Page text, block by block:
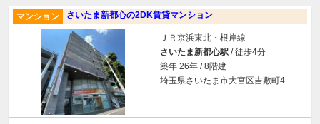
さいたま新都心の2DK賃貸マンション
マンション
ＪＲ京浜東北・根岸線
さいたま新都心駅 / 徒歩4分
築年 26年 / 8階建
埼玉県さいたま市大宮区吉敷町4